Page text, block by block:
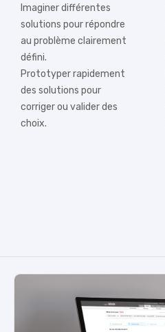
Imaginer différentes
solutions pour répondre
au problème clairement
défini.
Prototyper rapidement
des solutions pour
corriger ou valider des
choix.